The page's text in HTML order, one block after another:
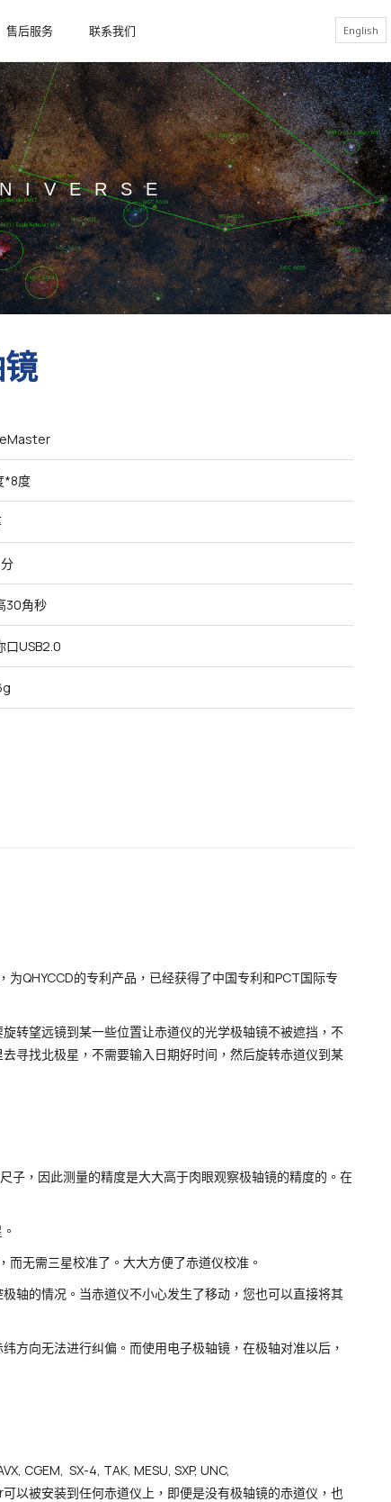
售后服务 联系我们 English
*8度
30角秒
口USB2.0
QHYCCD的专利产品，已经获得了中国专利和PCT国际专
转望远镜到某一些位置让赤道仪的光学极轴镜不被遮挡，不
寻找北极星，不需要输入日期好时间，然后旋转赤道仪到某
，因此测量的精度是大大高于肉眼观察极轴镜的精度的。在
无需三星校准了。大大方便了赤道仪校准。
轴的情况。当赤道仪不小心发生了移动，您也可以直接将其
方向无法进行纠偏。而使用电子极轴镜，在极轴对准以后，
CGEM, SX-4, TAK, MESU, SXP, UNC,
以被安装到任何赤道仪上，即便是没有极轴镜的赤道仪，也